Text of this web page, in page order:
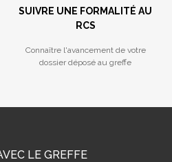
SUIVRE UNE FORMALITÉ AU
RCS
Connaître l'avancement de votre
dossier déposé au greffe
LE GREFFE